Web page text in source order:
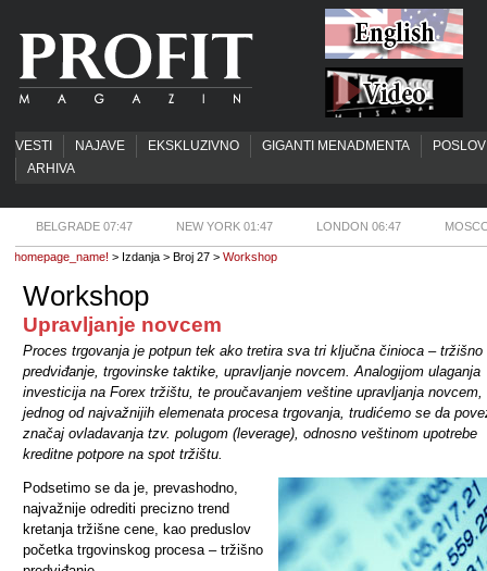
VESTI NAJAVE EKSKLUZIVNO GIGANTI MENADMENTA
ARHIVA
BELGRADE 07:47 NEW YORK 01:47 LONDON 06:47
homepage_name! > Izdanja > Broj 27 > Workshop
Workshop
Upravljanje novcem
Proces trgovanja je potpun tek ako tretira sva tri ključna činioca – tržišno
predviđanje, trgovinske taktike, upravljanje novcem. Analogijom ulaganja
investicija na Forex tržištu, te proučavanjem veštine upravljanja novcem,
jednog od najvažnijih elemenata procesa trgovanja, trudićemo se da
značaj ovladavanja tzv. polugom (leverage), odnosno veštinom upotrebe
kreditne potpore na spot tržištu.
Podsetimo se da je, prevashodno,
najvažnije odrediti precizno trend
kretanja tržišne cene, kao preduslov
početka trgovinskog procesa – tržišno